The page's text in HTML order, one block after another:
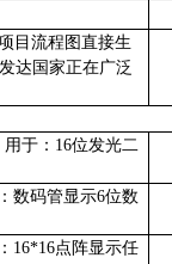
目流程图直接生
达国家正在广泛
于：16位发光二
数码管显示6位数
16*16点阵显示任